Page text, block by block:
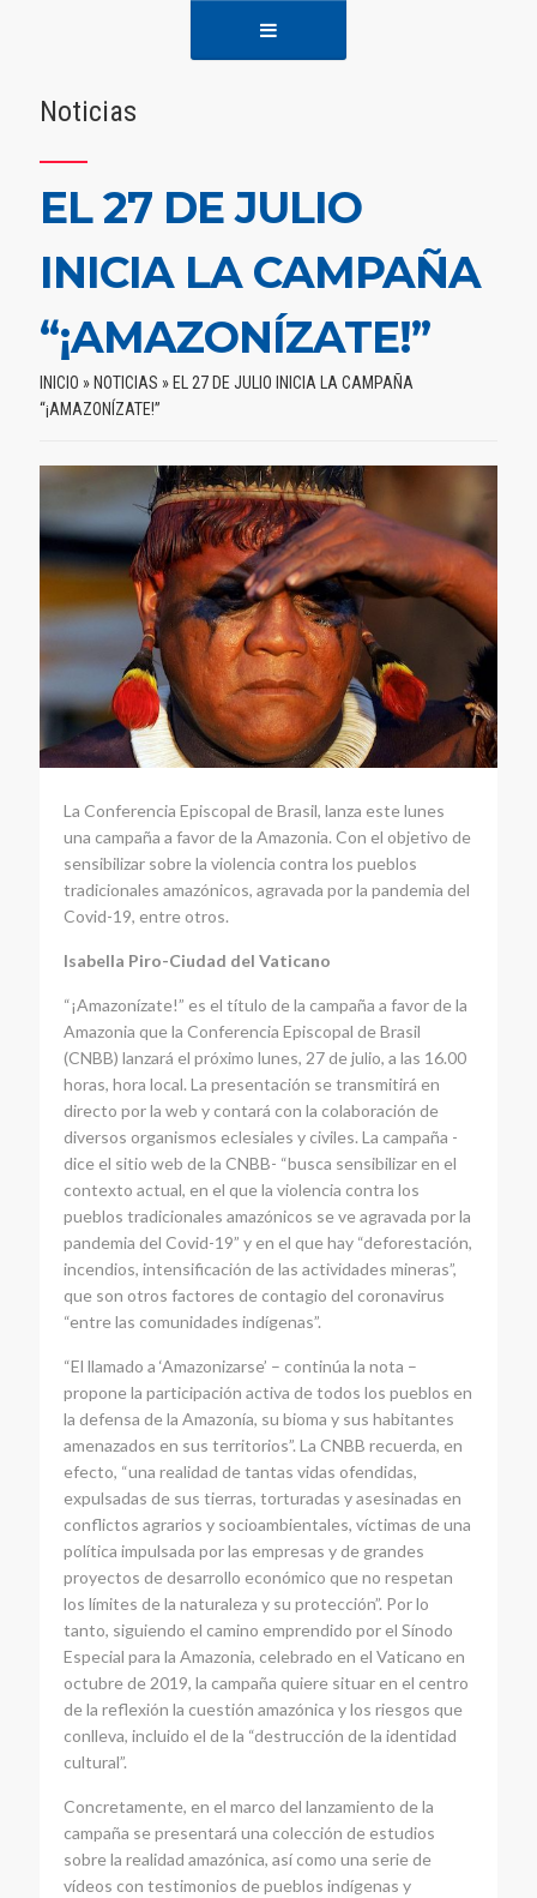
Noticias
EL 27 DE JULIO
INICIA LA CAMPAÑA
“¡AMAZONÍZATE!”
INICIO » NOTICIAS » EL 27 DE JULIO INICIA LA CAMPAÑA
“¡AMAZONÍZATE!”
La Conferencia Episcopal de Brasil, lanza este lunes
una campaña a favor de la Amazonia. Con el objetivo de
sensibilizar sobre la violencia contra los pueblos
tradicionales amazónicos, agravada por la pandemia del
Covid-19, entre otros.
Isabella Piro-Ciudad del Vaticano
“¡Amazonízate!” es el título de la campaña a favor de la
Amazonia que la Conferencia Episcopal de Brasil
(CNBB) lanzará el próximo lunes, 27 de julio, a las 16.00
horas, hora local. La presentación se transmitirá en
directo por la web y contará con la colaboración de
diversos organismos eclesiales y civiles. La campaña -
dice el sitio web de la CNBB- “busca sensibilizar en el
contexto actual, en el que la violencia contra los
pueblos tradicionales amazónicos se ve agravada por la
pandemia del Covid-19” y en el que hay “deforestación,
incendios, intensificación de las actividades mineras”,
que son otros factores de contagio del coronavirus
“entre las comunidades indígenas”.
“El llamado a ‘Amazonizarse’ – continúa la nota –
propone la participación activa de todos los pueblos en
la defensa de la Amazonía, su bioma y sus habitantes
amenazados en sus territorios”. La CNBB recuerda, en
efecto, “una realidad de tantas vidas ofendidas,
expulsadas de sus tierras, torturadas y asesinadas en
conflictos agrarios y socioambientales, víctimas de una
política impulsada por las empresas y de grandes
proyectos de desarrollo económico que no respetan
los límites de la naturaleza y su protección”. Por lo
tanto, siguiendo el camino emprendido por el Sínodo
Especial para la Amazonia, celebrado en el Vaticano en
octubre de 2019, la campaña quiere situar en el centro
de la reflexión la cuestión amazónica y los riesgos que
conlleva, incluido el de la “destrucción de la identidad
cultural”.
Concretamente, en el marco del lanzamiento de la
campaña se presentará una colección de estudios
sobre la realidad amazónica, así como una serie de
vídeos con testimonios de pueblos indígenas y